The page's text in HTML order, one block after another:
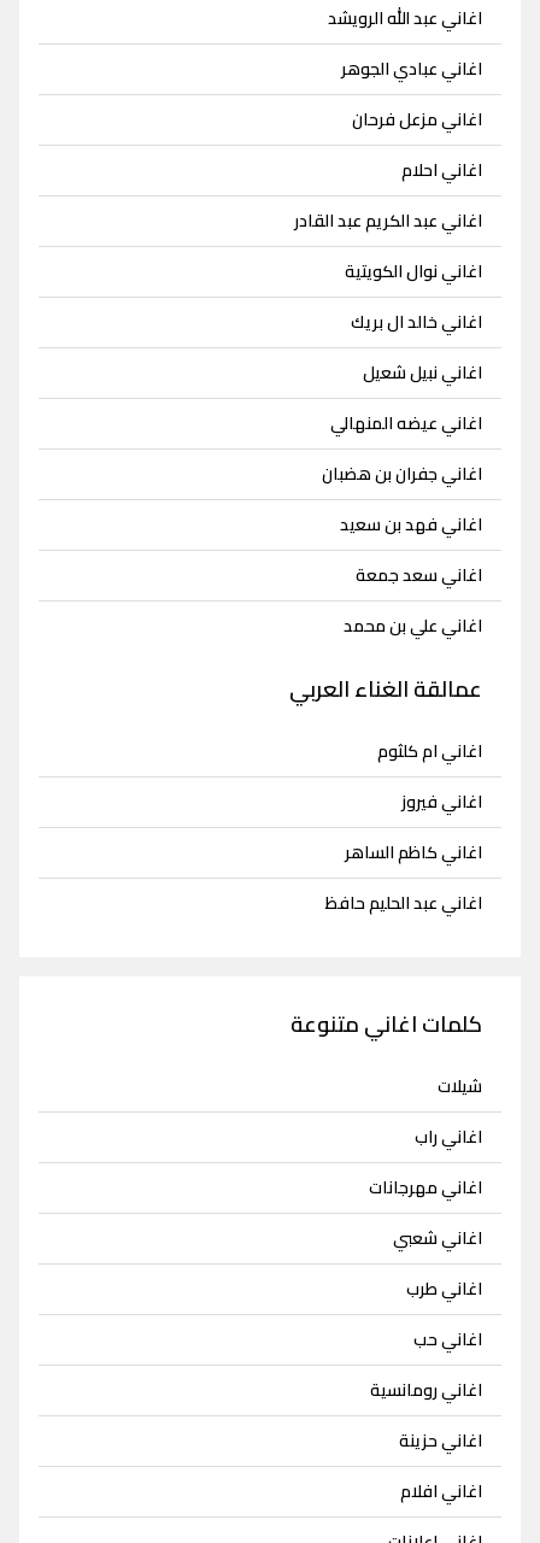
اغاني عبد الله الرويشد
اغاني عبادي الجوهر
اغاني مزعل فرحان
اغاني احلام
اغاني عبد الكريم عبد القادر
اغاني نوال الكويتية
اغاني خالد ال بريك
اغاني نبيل شعيل
اغاني عيضه المنهالي
اغاني جفران بن هضبان
اغاني فهد بن سعيد
اغاني سعد جمعة
اغاني علي بن محمد
عمالقة الغناء العربي
اغاني ام كلثوم
اغاني فيروز
اغاني كاظم الساهر
اغاني عبد الحليم حافظ
كلمات اغاني متنوعة
شيلات
اغاني راب
اغاني مهرجانات
اغاني شعبي
اغاني طرب
اغاني حب
اغاني رومانسية
اغاني حزينة
اغاني افلام